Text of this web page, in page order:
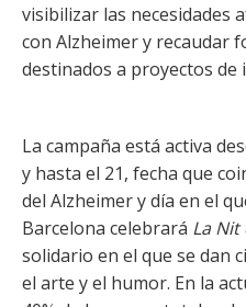
visibilizar las necesidades
con Alzheimer y recaudar
destinados a proyectos de
La campaña está activa
y hasta el 21, fecha que
del Alzheimer y día en el
Barcelona celebrará La Nit
solidario en el que se dan
el arte y el humor. En la